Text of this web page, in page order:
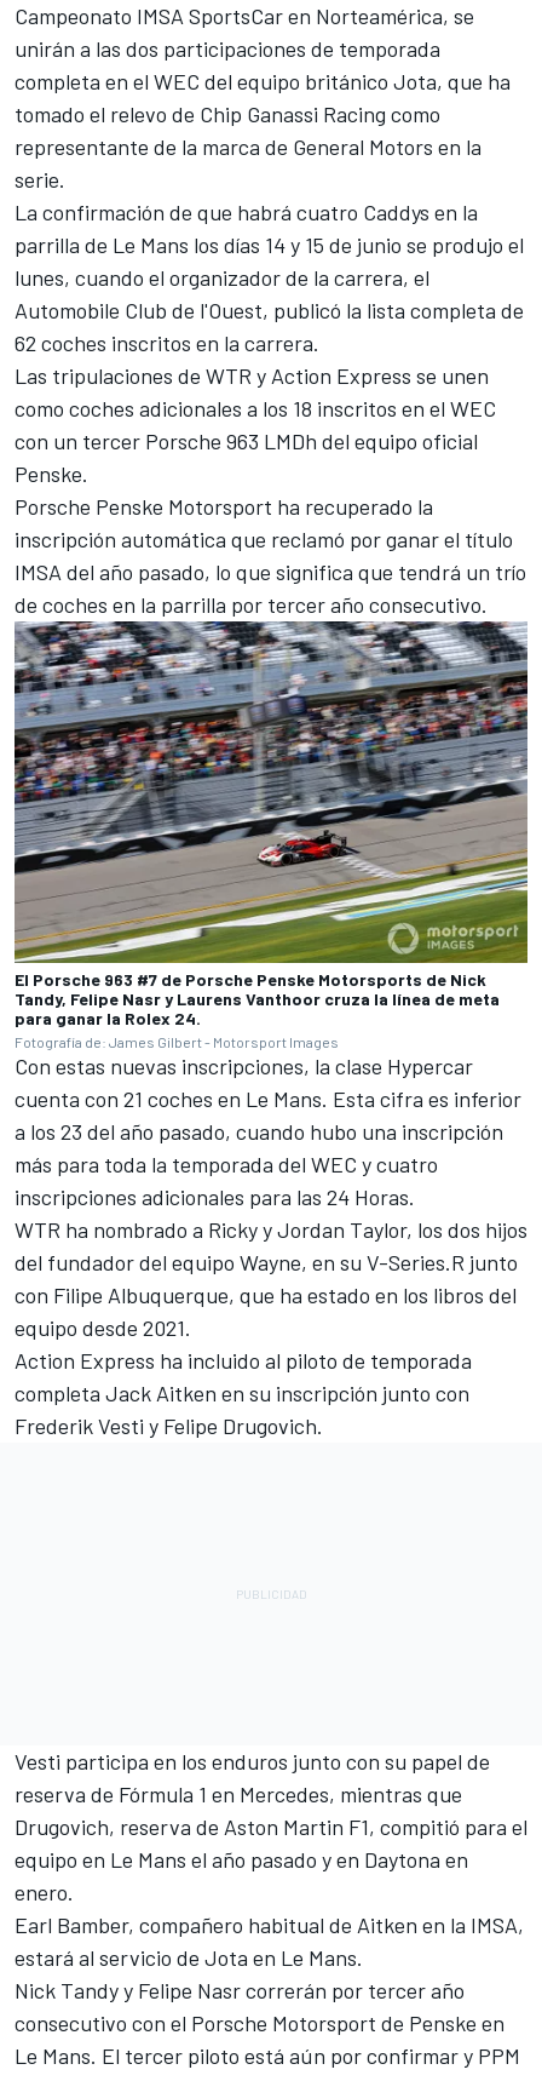
Campeonato IMSA SportsCar en Norteamérica, se
unirán a las dos participaciones de temporada
completa en el WEC del equipo británico Jota, que ha
tomado el relevo de Chip Ganassi Racing como
representante de la marca de General Motors en la
serie.
La confirmación de que habrá cuatro Caddys en la
parrilla de Le Mans los días 14 y 15 de junio se produjo el
lunes, cuando el organizador de la carrera, el
Automobile Club de l'Ouest, publicó la lista completa de
62 coches inscritos en la carrera.
Las tripulaciones de WTR y Action Express se unen
como coches adicionales a los 18 inscritos en el WEC
con un tercer Porsche 963 LMDh del equipo oficial
Penske.
Porsche Penske Motorsport ha recuperado la
inscripción automática que reclamó por ganar el título
IMSA del año pasado, lo que significa que tendrá un trío
de coches en la parrilla por tercer año consecutivo.
El Porsche 963 #7 de Porsche Penske Motorsports de Nick
Tandy, Felipe Nasr y Laurens Vanthoor cruza la línea de meta
para ganar la Rolex 24.
Fotografía de: James Gilbert - Motorsport Images
Con estas nuevas inscripciones, la clase Hypercar
cuenta con 21 coches en Le Mans. Esta cifra es inferior
a los 23 del año pasado, cuando hubo una inscripción
más para toda la temporada del WEC y cuatro
inscripciones adicionales para las 24 Horas.
WTR ha nombrado a Ricky y Jordan Taylor, los dos hijos
del fundador del equipo Wayne, en su V-Series.R junto
con Filipe Albuquerque, que ha estado en los libros del
equipo desde 2021.
Action Express ha incluido al piloto de temporada
completa Jack Aitken en su inscripción junto con
Frederik Vesti y Felipe Drugovich.
Vesti participa en los enduros junto con su papel de
reserva de Fórmula 1 en Mercedes, mientras que
Drugovich, reserva de Aston Martin F1, compitió para el
equipo en Le Mans el año pasado y en Daytona en
enero.
Earl Bamber, compañero habitual de Aitken en la IMSA,
estará al servicio de Jota en Le Mans.
Nick Tandyy Felipe Nasr correrán por tercer año
consecutivo con el Porsche Motorsport de Penske en
Le Mans. El tercer piloto está aún por confirmar y PPM